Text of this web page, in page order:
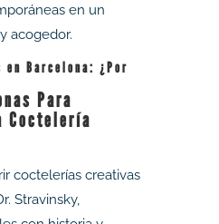
en un
acogedor.
en Barcelona: ¿Por
Para
Coctelería
coctelerías creativas
Stravinsky,